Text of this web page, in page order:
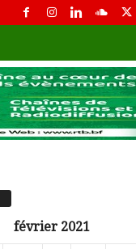
février 2021